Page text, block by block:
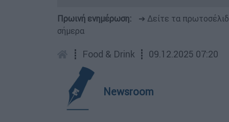
Πρωινή ενημέρωση: ➔ Δείτε τα
σήμερα
┋ Food & Drink ┋ 09.12.2025 07:20
Newsroom